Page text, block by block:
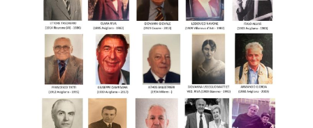
San Pietro
Sant’Agostino
Iniziative